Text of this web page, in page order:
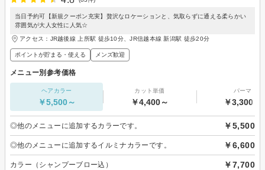
当日予約可【新規クーポン充実】贅沢なロケーションと、気取らずに通える柔らかい
雰囲気が大人女性に人気☆
アクセス：JR越後線 上所駅 徒歩10分、JR信越本線 新潟駅 徒歩20分
ポイントが貯まる・使える メンズ歓迎
メニュー別参考価格
ヘアカラー
￥5,500～
カット単価
￥4,400～
パーマ
￥3,300～
◎他のメニューに追加するカラーです。 ￥5,500
◎他のメニューに追加するイルミナカラーです。 ￥6,600
カラー（シャンプーブロー込） ￥7,700